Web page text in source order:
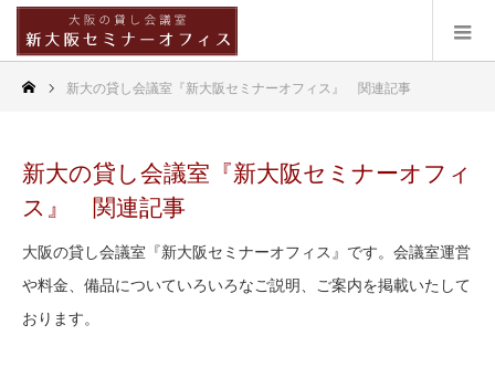
新大の貸し会議室『新大阪セミナーオフィス』 関連記事
新大の貸し会議室『新大阪セミナーオフィ
ス』 関連記事
大阪の貸し会議室『新大阪セミナーオフィス』です。会議室運営
や料金、備品についていろいろなご説明、ご案内を掲載いたして
おります。